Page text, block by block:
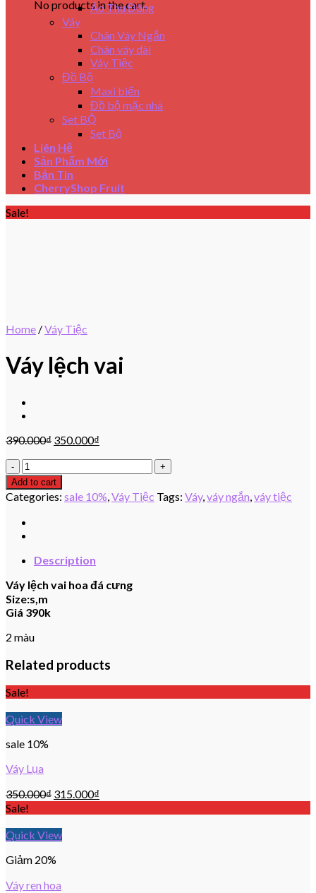
No products in the cart.
Áo Thu Đông
Váy
Chân Váy Ngắn
Chân váy dài
Váy Tiệc
Đồ Bộ
Maxi biển
Đồ bộ mặc nhà
Set BỘ
Set Bộ
Liên Hệ
Sản Phẩm Mới
Bản Tin
CherryShop Fruit
Sale!
Home /Váy Tiệc
Váy lệch vai
390.000₫ 350.000₫
Váy
lệch
vai
quantity
Add to cart
Categories: sale 10%,Váy Tiệc Tags: Váy,váy ngắn,váy tiệc
Description
Váy lệch vai hoa đá cưng
Size:s,m
Giá 390k
2 màu
Related products
Sale!
Quick View
sale 10%
Váy Lụa
350.000₫ 315.000₫
Sale!
Quick View
Giảm 20%
Váy ren hoa